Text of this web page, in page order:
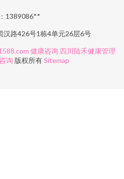
1389086**
汉路426号1栋4单元26层6号
健康咨询 四川陆禾健康管理
询 版权所有Sitemap